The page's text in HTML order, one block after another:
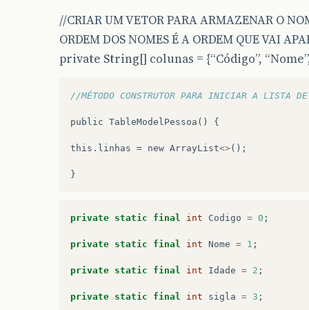
//CRIAR UM VETOR PARA ARMAZENAR O
ORDEM DOS NOMES É A ORDEM QUE VAI
private String[] colunas = {“Código”,
//MÉTODO CONSTRUTOR PARA INICIAR A LISTA
public TableModelPessoa () {
this . linhas = new ArrayList<> ();
}
private static final int Codigo = 0 ;
private static final int Nome = 1 ;
private static final int Idade = 2 ;
private static final int sigla = 3 ;